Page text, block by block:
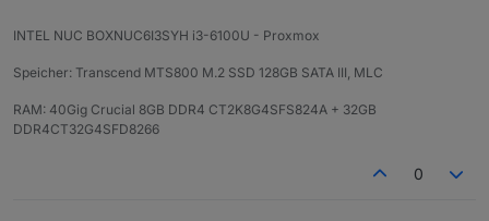
Wichtiger Hinweis: Bitte denkt euch eine
irgendwelchen Screenshots hier
die verbindung auch dauernd ab und wird neu
ein, dann sollte es keine disconnects mehr geben.
INTEL NUC BOXNUC6I3SYH i3-6100U - Proxmox
Speicher: Transcend MTS800 M.2 SSD 128GB SATA III, MLC
RAM: 40Gig Crucial 8GB DDR4 CT2K8G4SFS824A + 32GB
DDR4CT32G4SFD8266
0